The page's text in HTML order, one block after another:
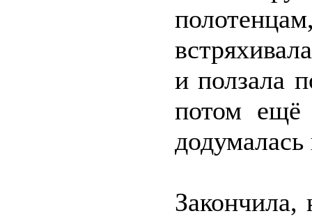
и ползала
потом ещё
Закончила,